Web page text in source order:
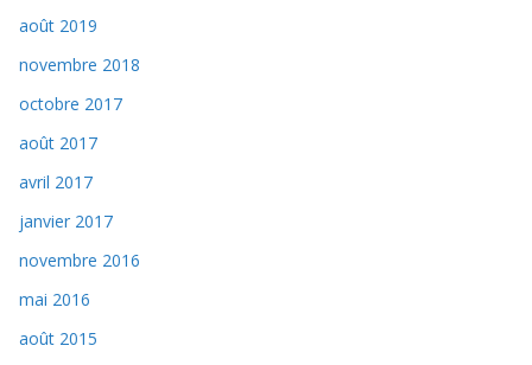
août 2019
novembre 2018
octobre 2017
août 2017
avril 2017
janvier 2017
novembre 2016
mai 2016
août 2015